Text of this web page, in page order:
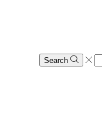
Search